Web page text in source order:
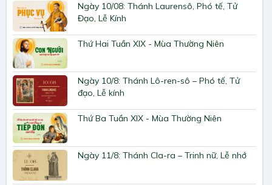
Ngày 10/08: Thánh Laurensô, Phó tế, Tử
Đạo, Lễ Kính
Thứ Hai Tuần XIX - Mùa Thường Niên
Ngày 10/8: Thánh Lô-ren-sô – Phó tế, Tử
đạo, Lễ kính
Thứ Ba Tuần XIX - Mùa Thường Niên
Ngày 11/8: Thánh Cla-ra – Trinh nữ, Lễ nhớ